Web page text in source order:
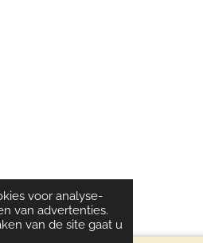
voor analyse-
van advertenties.
van de site gaat u